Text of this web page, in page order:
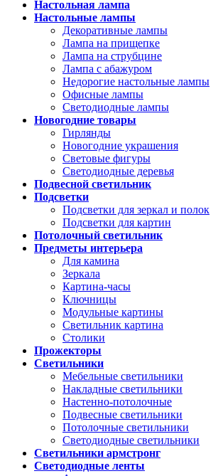
Настольная лампа
Настольные лампы
Декоративные лампы
Лампа на прищепке
Лампа на струбцине
Лампа с абажуром
Недорогие настольные лампы
Офисные лампы
Светодиодные лампы
Новогодние товары
Гирлянды
Новогодние украшения
Световые фигуры
Светодиодные деревья
Подвесной светильник
Подсветки
Подсветки для зеркал и полок
Подсветки для картин
Потолочный светильник
Предметы интерьера
Для камина
Зеркала
Картина-часы
Ключницы
Модульные картины
Светильник картина
Столики
Прожекторы
Светильники
Мебельные светильники
Накладные светильники
Настенно-потолочные
Подвесные светильники
Потолочные светильники
Светодиодные светильники
Светильники армстронг
Светодиодные ленты